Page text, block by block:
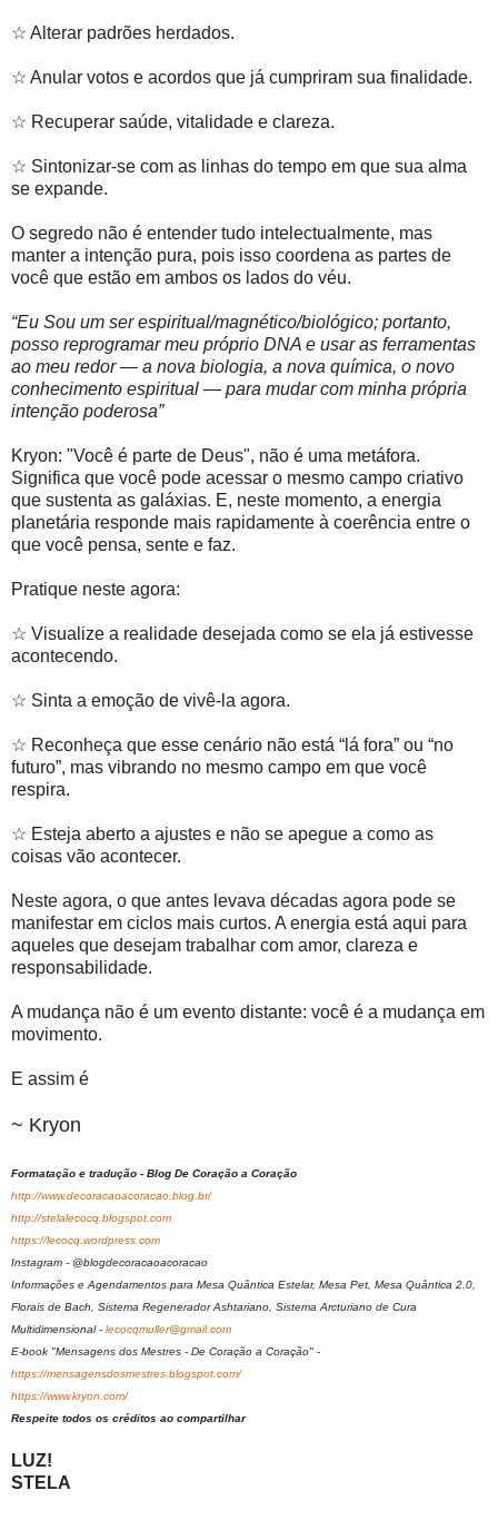
☆ Alterar padrões herdados.
☆ Anular votos e acordos que já cumpriram sua finalidade.
☆ Recuperar saúde, vitalidade e clareza.
☆ Sintonizar-se com as linhas do tempo em que sua alma
se expande.
O segredo não é entender tudo intelectualmente, mas
manter a intenção pura, pois isso coordena as partes de
você que estão em ambos os lados do véu.
“Eu Sou um ser espiritual/magnético/biológico; portanto,
posso reprogramar meu próprio DNA e usar as ferramentas
ao meu redor — a nova biologia, a nova química, o novo
conhecimento espiritual — para mudar com minha própria
intenção poderosa”
Kryon: "Você é parte de Deus", não é uma metáfora.
Significa que você pode acessar o mesmo campo criativo
que sustenta as galáxias. E, neste momento, a energia
planetária responde mais rapidamente à coerência entre o
que você pensa, sente e faz.
Pratique neste agora:
☆ Visualize a realidade desejada como se ela já estivesse
acontecendo.
☆ Sinta a emoção de vivê-la agora.
☆ Reconheça que esse cenário não está “lá fora” ou “no
futuro”, mas vibrando no mesmo campo em que você
respira.
☆ Esteja aberto a ajustes e não se apegue a como as
coisas vão acontecer.
Neste agora, o que antes levava décadas agora pode se
manifestar em ciclos mais curtos. A energia está aqui para
aqueles que desejam trabalhar com amor, clareza e
responsabilidade.
A mudança não é um evento distante: você é a mudança em
movimento.
E assim é
~ Kryon
Formatação e tradução - Blog De Coração a Coração
http://www.decoracaoacoracao.blog.br/
http://stelalecocq.blogspot.com
https://lecocq.wordpress.com
Instagram - @blogdecoracaoacoracao
Informações e Agendamentos para Mesa Quântica Estelar, Mesa Pet, Mesa Quântica 2.0,
Florais de Bach, Sistema Regenerador Ashtariano, Sistema Arcturiano de Cura
Multidimensional - lecocqmuller@gmail.com
E-book "Mensagens dos Mestres - De Coração a Coração" -
https://mensagensdosmestres.blogspot.com/
https://www.kryon.com/
Respeite todos os créditos ao compartilhar
LUZ!
STELA